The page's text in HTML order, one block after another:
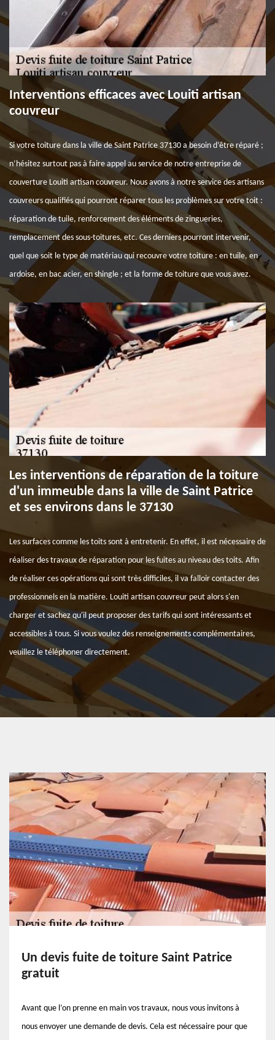
Interventions efficaces avec Louiti artisan
couvreur
Si votre toiture dans la ville de Saint Patrice 37130 a besoin d’être réparé ;
n’hésitez surtout pas à faire appel au service de notre entreprise de
couverture Louiti artisan couvreur. Nous avons à notre service des artisans
couvreurs qualifiés qui pourront réparer tous les problèmes sur votre toit :
réparation de tuile, renforcement des éléments de zingueries,
remplacement des sous-toitures, etc. Ces derniers pourront intervenir,
quel que soit le type de matériau qui recouvre votre toiture : en tuile, en
ardoise, en bac acier, en shingle ; et la forme de toiture que vous avez.
Les interventions de réparation de la toiture
d'un immeuble dans la ville de Saint Patrice
et ses environs dans le 37130
Les surfaces comme les toits sont à entretenir. En effet, il est nécessaire de
réaliser des travaux de réparation pour les fuites au niveau des toits. Afin
de réaliser ces opérations qui sont très difficiles, il va falloir contacter des
professionnels en la matière. Louiti artisan couvreur peut alors s'en
charger et sachez qu'il peut proposer des tarifs qui sont intéressants et
accessibles à tous. Si vous voulez des renseignements complémentaires,
veuillez le téléphoner directement.
Un devis fuite de toiture Saint Patrice
gratuit
Avant que l’on prenne en main vos travaux, nous vous invitons à
nous envoyer une demande de devis. Cela est nécessaire pour que